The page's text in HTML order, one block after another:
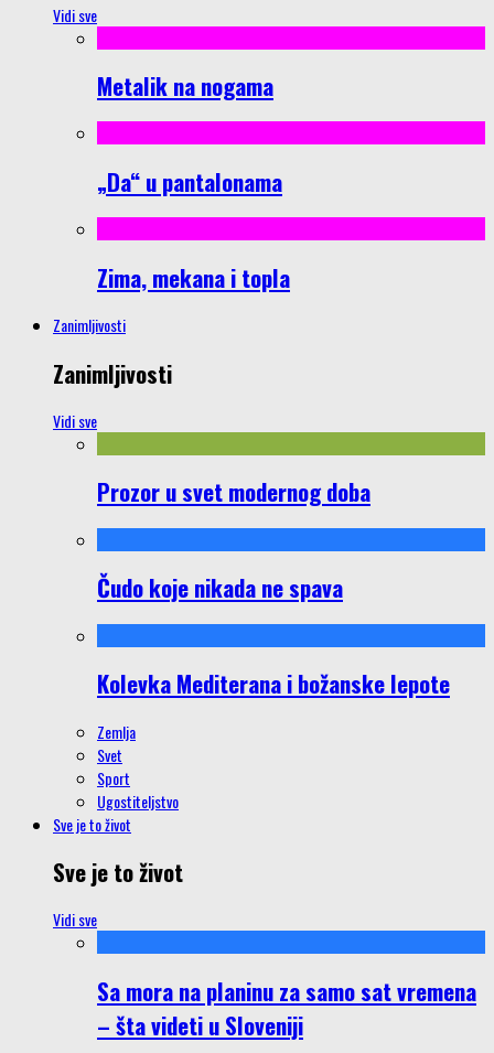
Vidi sve
Metalik na nogama
„Da“ u pantalonama
Zima, mekana i topla
Zanimljivosti
Zanimljivosti
Vidi sve
Prozor u svet modernog doba
Čudo koje nikada ne spava
Kolevka Mediterana i božanske lepote
Zemlja
Svet
Sport
Ugostiteljstvo
Sve je to život
Sve je to život
Vidi sve
Sa mora na planinu za samo sat vremena
– šta videti u Sloveniji